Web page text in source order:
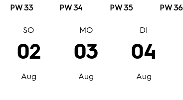
PW 33 PW 34 PW 35 PW 36
02
Aug
SO
03
Aug
MO
04
Aug
DI